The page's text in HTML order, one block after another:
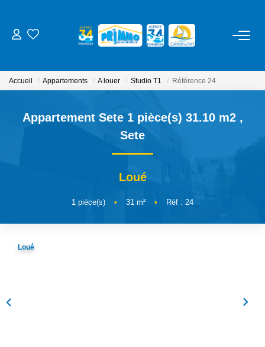
ESTIMER
Accueil Appartements A louer Studio T1 Référence 24
Appartement Sete 1 pièce(s) 31.10 m2 ,
Sete
Loué
1 pièce(s) • 31 m² • Réf : 24
Loué